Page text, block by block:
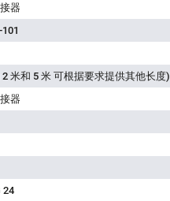
器
米和 5 米 可根据要求提供其他长度)
器
24